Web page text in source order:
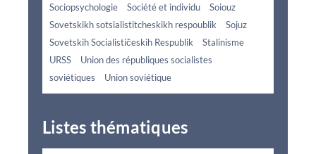
Sociopsychologie
Société et individu
Soiouz
Sovetskikh sotsialistitcheskikh respoublik
Sojuz
Sovetskih Socialističeskih Respublik
Stalinisme
URSS
Union des républiques socialistes
soviétiques
Union soviétique
Listes thématiques